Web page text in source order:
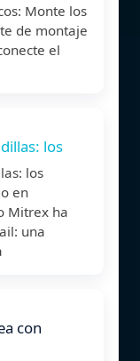
Monte los
de montaje
el
los
los
en
Mitrex ha
una
con